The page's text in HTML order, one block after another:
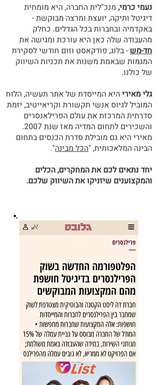
נעמי כרמי, מנכ"לית החברה, היא מומחית
דיגיטל ותיקה, יועצת ומרצה מבוקשת -
באקדמיה ובחברות בכל הגדלים. כחלק
מהעבודה שלה כאן היא עורכת ומגישה את
חד-מש- בלוג, פודקאסט וזום חודשי לסקירת
המגמות שבאמת משנות את תכניות השיווק
של כולנו.
גלי מאיריהיא המייסדת של אתר תעשיה, הלוח
המוביל לגיוס אנשי תקשורת וקריאייטיב, יזמת
סדרתית המרכזת את עולם הפרילאנסרים
והשכירים לתחום המדיה מאז שנת 2007.
מאירי היא גם מובילת סדרת הכנסים בתחום
הבינה המלאכותית, "הכל מבינה".
יחד נתאים לכם את המחקרים, הכלים
והמקצוענים שיזניקו את השיווק שלכם.